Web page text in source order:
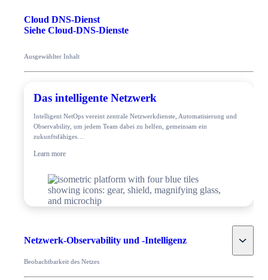
Cloud DNS-Dienst
Siehe Cloud-DNS-Dienste
Ausgewählter Inhalt
Das intelligente Netzwerk
Intelligent NetOps vereint zentrale Netzwerkdienste, Automatisierung und
Observability, um jedem Team dabei zu helfen, gemeinsam ein
zukunftsfähiges…
Learn more
Netzwerk-Observability und -Intelligenz Toggle
Beobachtbarkeit des Netzes